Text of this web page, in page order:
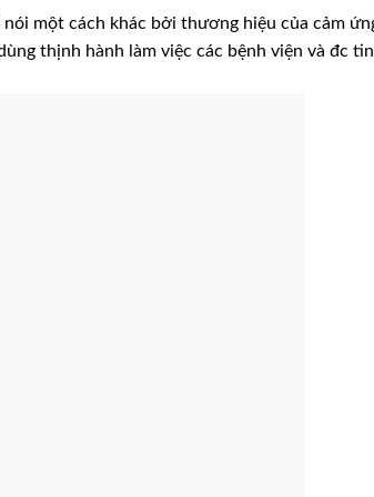
một cách khác bởi thương hiệu của cảm
thịnh hành làm việc các bệnh viện và đc tin